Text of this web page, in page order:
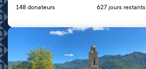
148 donateurs 627 jours restants